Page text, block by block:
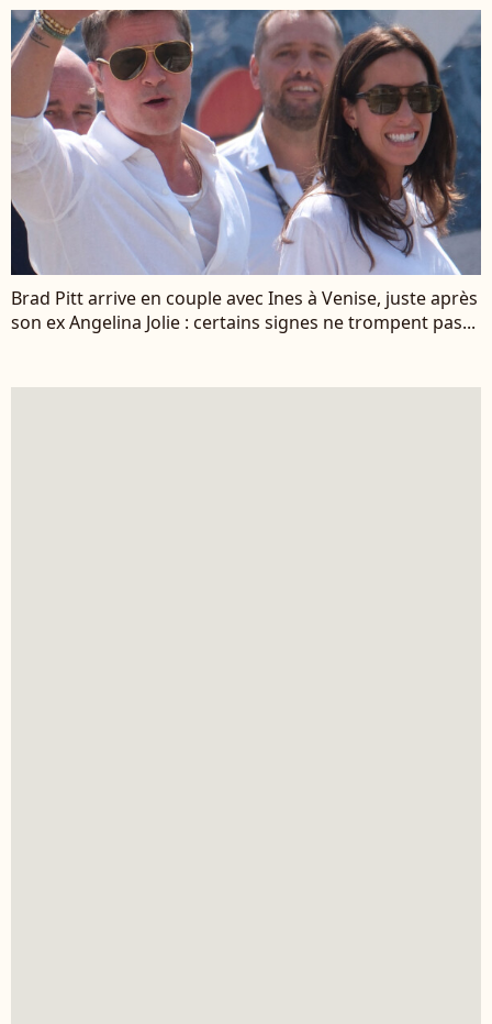
Brad Pitt arrive en couple avec Ines à Venise, juste après
son ex Angelina Jolie : certains signes ne trompent pas...